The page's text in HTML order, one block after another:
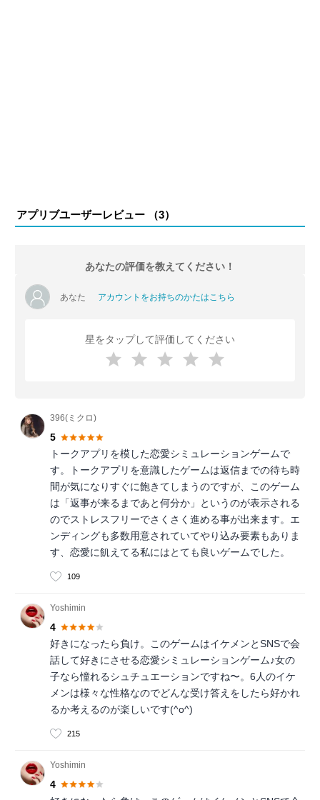
アプリブユーザーレビュー （3）
あなたの評価を教えてください！
あなた アカウントをお持ちのかたはこちら
星をタップして評価してください
396(ミクロ)
5
トークアプリを模した恋愛シミュレーションゲームで
す。トークアプリを意識したゲームは返信までの待ち時
間が気になりすぐに飽きてしまうのですが、このゲーム
は「返事が来るまであと何分か」というのが表示される
のでストレスフリーでさくさく進める事が出来ます。エ
ンディングも多数用意されていてやり込み要素もありま
す、恋愛に飢えてる私にはとても良いゲームでした。
109
Yoshimin
4
好きになったら負け。このゲームはイケメンとSNSで会
話して好きにさせる恋愛シミュレーションゲーム♪女の
子なら憧れるシュチュエーションですね〜。6人のイケ
メンは様々な性格なのでどんな受け答えをしたら好かれ
るか考えるのが楽しいです(^o^)
215
Yoshimin
4